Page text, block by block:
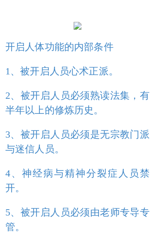
开启人体功能的内部条件
1、被开启人员心术正派。
2、被开启人员必须熟读法集，有
半年以上的修炼历史。
3、被开启人员必须是无宗教门派
与迷信人员。
4、神经病与精神分裂症人员禁
开。
5、被开启人员必须由老师专导专
管。